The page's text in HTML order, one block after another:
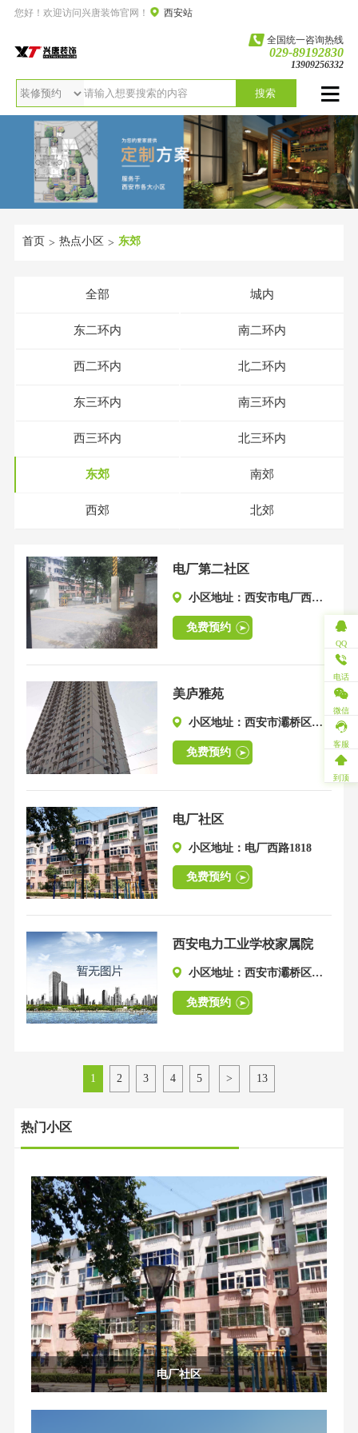
您好！欢迎访问兴唐装饰官网！ 西安站
全国统一咨询热线
029-89192830
13909256332
搜索
首页 > 热点小区 > 东郊
全部 城内
东二环内 南二环内
西二环内 北二环内
东三环内 南三环内
西三环内 北三环内
东郊 南郊
西郊 北郊
电厂第二社区
小区地址：西安市电厂西路
1211号
免费预约
美庐雅苑
小区地址：西安市灞桥区美
庐雅苑(电厂西路西50米)
免费预约
电厂社区
小区地址：电厂西路1818
免费预约
西安电力工业学校家属院
小区地址：西安市灞桥区电
厂西路1318号
免费预约
1 2 3 4 5 > 13
热门小区
电厂社区
QQ
电话
微信
客服
到顶